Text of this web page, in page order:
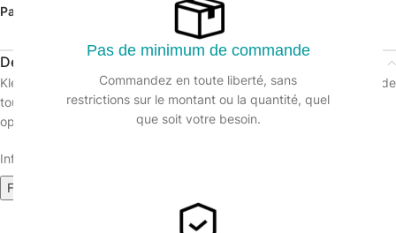
Pas de minimum de commande
Commandez en toute liberté, sans
restrictions sur le montant ou la quantité, quel
que soit votre besoin.
Partager:
Description
Klean+ 3D s’utilise pour le nettoyage et la désinfection simultanés de
tous types de sols et surfaces. Nettoie et dégraisse en une seule
opération. Fabriqué en France.
Informations sur le produit :
Fiche technique